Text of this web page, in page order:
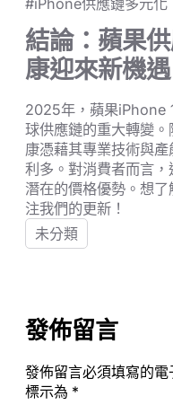
#iPhone供應鏈多元化
結論：蘋果
康迎來新機遇
2025年，蘋果iPhone
球供應鏈的重大轉變
康憑藉其專業技術與
利多。對消費者而言
潛在的價格優勢。想
注我們的更新！
未分類
發佈留言
發佈留言必須填寫的電
標示為 *